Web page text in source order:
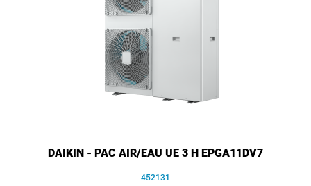
DAIKIN - PAC AIR/EAU UE 3 H EPGA11DV7
452131